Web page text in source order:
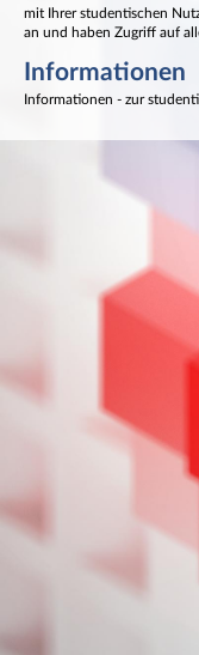
mit Ihrer studentischen
an und haben Zugriff auf
Informationen
Informationen - zur